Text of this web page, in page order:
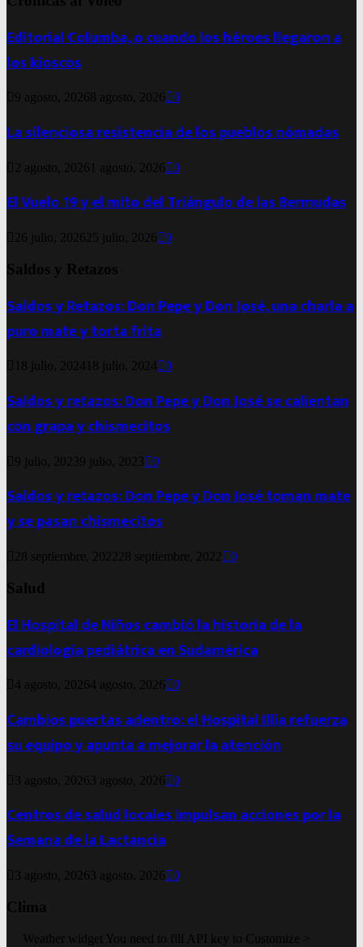
Editorial Columba, o cuando los héroes llegaron a
los kioscos
9 agosto, 20268 agosto, 2026 0
La silenciosa resistencia de los pueblos nómadas
2 agosto, 2026 1 agosto, 2026 0
El Vuelo 19 y el mito del Triángulo de las Bermudas
26 julio, 2026 25 julio, 2026 0
Saldos y Retazos
Saldos y Retazos: Don Pepe y Don José, una charla a
puro mate y torta frita
18 julio, 2024 18 julio, 2024 0
Saldos y retazos: Don Pepe y Don José se calientan
con grapa y chismecitos
9 julio, 20239 julio, 2023 0
Saldos y retazos: Don Pepe y Don José toman mate
y se pasan chismecitos
28 septiembre, 2022 28 septiembre, 2022 0
Salud
El Hospital de Niños cambió la historia de la
cardiología pediátrica en Sudamérica
4 agosto, 20264 agosto, 2026 0
Cambios puertas adentro: el Hospital Illia refuerza
su equipo y apunta a mejorar la atención
3 agosto, 2026 3 agosto, 2026 0
Centros de salud locales impulsan acciones por la
Semana de la Lactancia
3 agosto, 2026 3 agosto, 2026 0
Clima
Weather widget You need to fill API key to Customize >